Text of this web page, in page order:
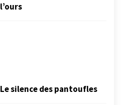
l’ours
Le silence des pantoufles